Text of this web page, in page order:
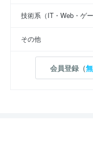
技術系（IT・Web・ゲー
その他
会員登録（